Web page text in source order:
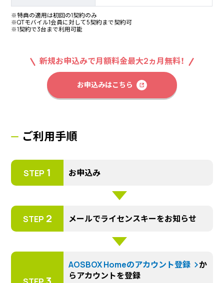
※特典の適用は初回の1契約のみ
※QTモバイル1会員に対して5契約まで契約可
※1契約で3台まで利用可能
新規お申込みで月額料金最大2ヵ月無料！
お申込みはこちら
ご利用手順
STEP 1 お申込み
STEP 2 メールでライセンスキーをお知らせ
AOSBOX Homeのアカウント登録
か
らアカウントを登録